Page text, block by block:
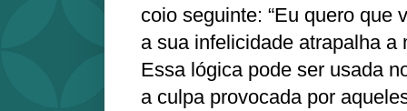
coio seguinte: “Eu quero que
a sua infelicidade atrapalha a
Essa lógica pode ser usada
a culpa provocada por